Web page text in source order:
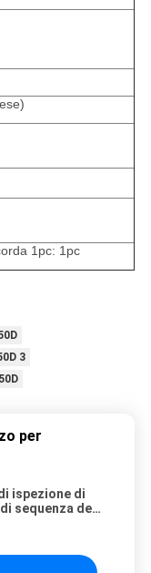
1pc: 1pc
3
per
ispezione di
sequenza del